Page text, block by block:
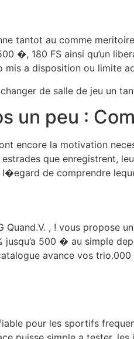
tantot au comme
�, 180 FS ainsi qu’un
mis a disposition ou limite
de salle de jeu un
un peu :
encore la motivation
que enregistrent,
de comprendre
Quand.V. , ! vous propose
jusqu’a 500 � au simple
avance vos
pour les sportifs